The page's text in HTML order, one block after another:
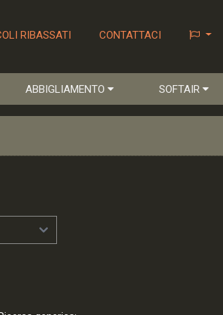
RIBASSATI CONTATTACI
ABBIGLIAMENTO SOFTAIR